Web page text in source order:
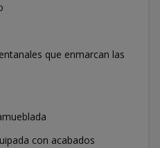
que enmarcan las
con acabados